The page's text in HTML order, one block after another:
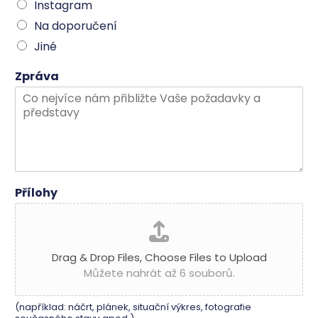
Instagram
Na doporučení
Jiné
Zpráva
Přílohy
Drag & Drop Files,Choose Files to Upload
Můžete nahrát až 6 souborů.
(například: náčrt, plánek, situační výkres, fotografie